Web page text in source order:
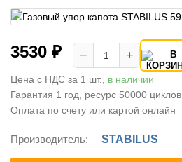
3530 ₽ − +
Цена с НДС за 1 шт., в наличии
Гарантия 1 год, ресурс 50000 циклов
Оплата по счету или картой онлайн
Производитель: STABILUS